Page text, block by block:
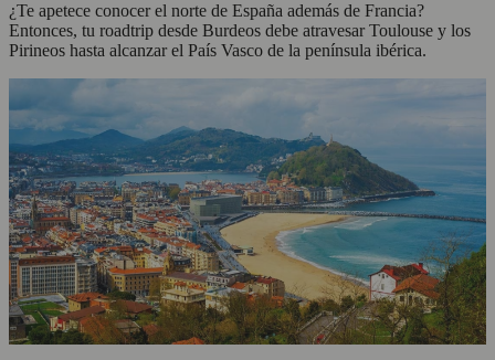
¿Te apetece conocer el norte de España además de Francia?
Entonces, tu roadtrip desde Burdeos debe atravesar Toulouse y los
Pirineos hasta alcanzar el País Vasco de la península ibérica.